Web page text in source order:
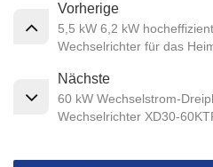
Vorherige
5,5 kW 6,2 kW
Wechselrichter für das
Nächste
60 kW Wechselstrom-
Wechselrichter XD30-